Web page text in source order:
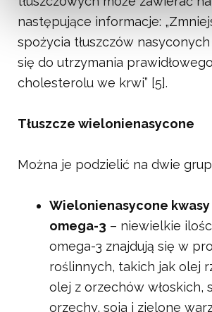
następujące informacje:
spożycia tłuszczów
się do utrzymania
cholesterolu we krwi” [5].
Tłuszcze wielonienasycone
Można je podzielić na dwie
Wielonienasycone kwasy
omega-3 – niewielkie
omega-3 znajdują się w
roślinnych, takich jak olej
olej z orzechów włoskich,
orzechy, soja i zielone